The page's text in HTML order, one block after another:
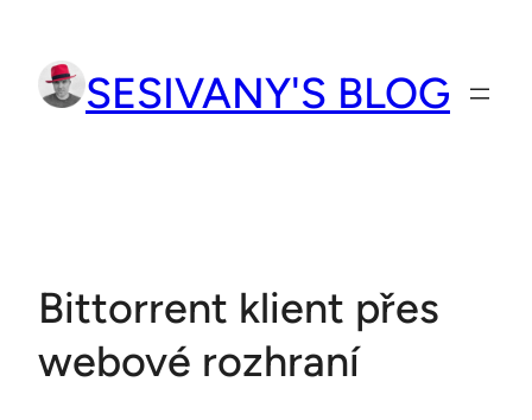
obsah
SESIVANY'S BLOG
Bittorrent klient přes
webové rozhraní